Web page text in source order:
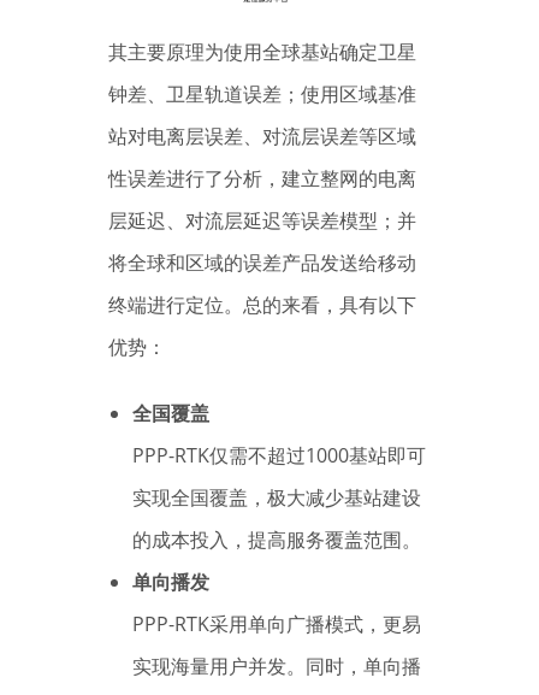
其主要原理为使用全球基站确定卫星
钟差、卫星轨道误差；使用区域基准
站对电离层误差、对流层误差等区域
性误差进行了分析，建立整网的电离
层延迟、对流层延迟等误差模型；并
将全球和区域的误差产品发送给移动
终端进行定位。总的来看，具有以下
优势：
全国覆盖
PPP-RTK仅需不超过1000基站即可
实现全国覆盖，极大减少基站建设
的成本投入，提高服务覆盖范围。
单向播发
PPP-RTK采用单向广播模式，更易
实现海量用户并发。同时，单向播